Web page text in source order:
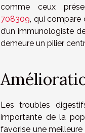
comme ceux
708309 , qui
d’un immunologiste
demeure un pilier
Les troubles
importante de la
favorise une